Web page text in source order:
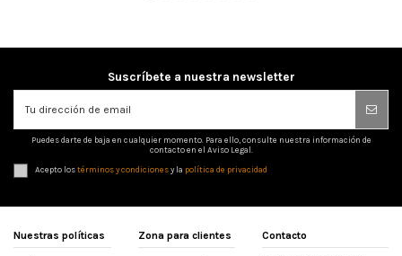
Suscríbete a nuestra newsletter
Puedes darte de baja en cualquier momento. Para ello, consulte nuestra información de
contacto en el Aviso Legal.
Acepto lostérminos y condicionesy la política de privacidad
Nuestras políticas Zona para clientes Contacto